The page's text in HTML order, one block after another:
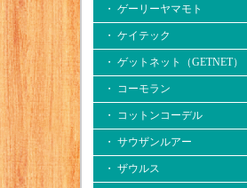
・ ゲーリーヤマモト
・ ケイテック
・ ゲットネット（GETNET）
・ コーモラン
・ コットンコーデル
・ サウザンルアー
・ ザウルス